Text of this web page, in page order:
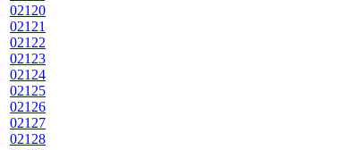
02120
02121
02122
02123
02124
02125
02126
02127
02128